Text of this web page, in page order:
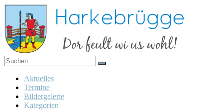
Zum
Inhalt
springen
Harkebrügge
Dor
feult
wi us
wohl!
Menü
Aktuelles
Termine
Bildergalerie
Kategorien